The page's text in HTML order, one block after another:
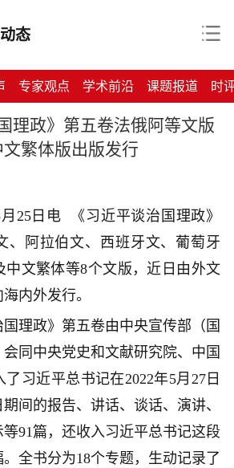
态
专家观点 学术前沿 课题报道 时
理政》第五卷法俄阿等文版
文繁体版出版发行
日电 《习近平谈治国理政》
、阿拉伯文、西班牙文、葡萄牙
中文繁体等8个文版，近日由外文
内外发行。
政》第五卷由中央宣传部（国
同中央党史和文献研究院、中国
习近平总书记在2022年5月27日
期间的报告、讲话、谈话、演讲、
91篇，还收入习近平总书记这段
全书分为18个专题，生动记录了